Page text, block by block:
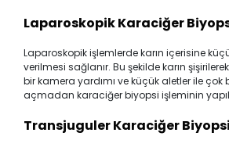
Laparoskopik Karaciğer
Laparoskopik işlemlerde karın içerisine
verilmesi sağlanır. Bu şekilde karın
bir kamera yardımı ve küçük aletler ile çok
açmadan karaciğer biyopsi işleminin
Transjuguler Karaciğer Biyopsi